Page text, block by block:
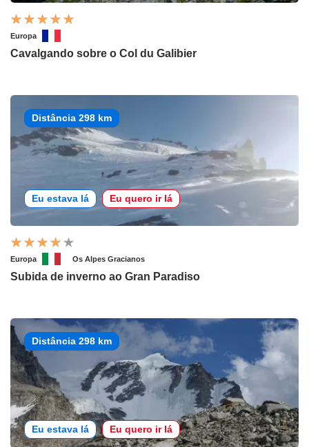
Europa
Cavalgando sobre o Col du Galibier
Distância 298 km
Eu estava lá Eu quero ir lá
Europa Os Alpes Gracianos
Subida de inverno ao Gran Paradiso
Distância 298 km
Eu estava lá Eu quero ir lá